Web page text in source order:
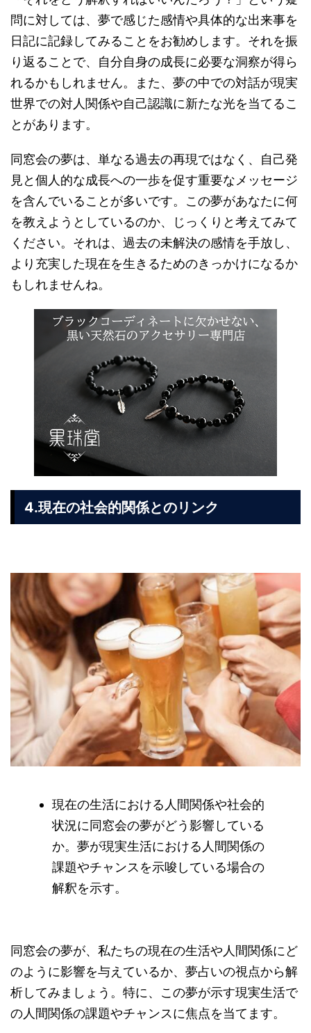
問に対しては、夢で感じた感情や具体的な出来事を
日記に記録してみることをお勧めします。それを振
り返ることで、自分自身の成長に必要な洞察が得ら
れるかもしれません。また、夢の中での対話が現実
世界での対人関係や自己認識に新たな光を当てるこ
とがあります。
同窓会の夢は、単なる過去の再現ではなく、自己発
見と個人的な成長への一歩を促す重要なメッセージ
を含んでいることが多いです。この夢があなたに何
を教えようとしているのか、じっくりと考えてみて
ください。それは、過去の未解決の感情を手放し、
より充実した現在を生きるためのきっかけになるか
もしれませんね。
4.現在の社会的関係とのリンク
現在の生活における人間関係や社会的
状況に同窓会の夢がどう影響している
か。夢が現実生活における人間関係の
課題やチャンスを示唆している場合の
解釈を示す。
同窓会の夢が、私たちの現在の生活や人間関係にど
のように影響を与えているか、夢占いの視点から解
析してみましょう。特に、この夢が示す現実生活で
の人間関係の課題やチャンスに焦点を当てます。